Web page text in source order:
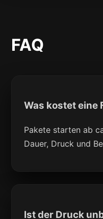
FAQ
Was kostet eine
Pakete starten ab
Dauer, Druck und
Ist der Druck